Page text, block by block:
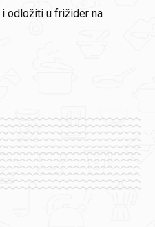
odložiti u frižider na